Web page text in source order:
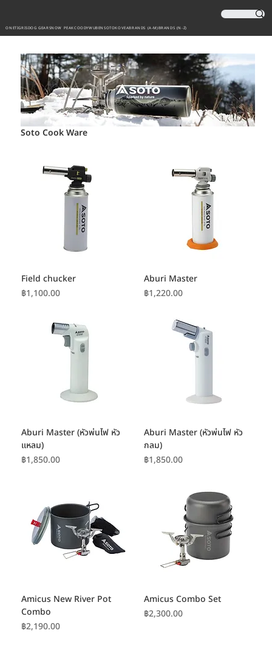
ONETIGRISDOG GEARSNOW PEAKCOODYWUBENSOTOKOVEABRANDS (A-M)BRANDS (N-Z)
Soto Cook Ware
Field chucker
ราคา
฿1,100.00
Aburi Master
ราคา
฿1,220.00
Aburi Master (หัวพ่นไฟ หัว
แหลม)
ราคา
฿1,850.00
Aburi Master (หัวพ่นไฟ หัว
กลม)
ราคา
฿1,850.00
Amicus New River Pot
Combo
ราคา
฿2,190.00
Amicus Combo Set
ราคา
฿2,300.00